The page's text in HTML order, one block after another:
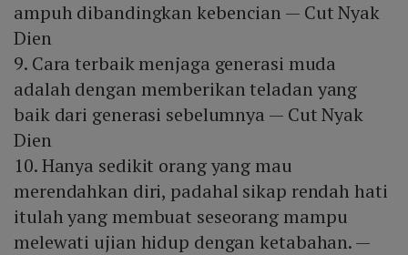
ampuh dibandingkan kebencian — Cut Nyak
Dien
9. Cara terbaik menjaga generasi muda
adalah dengan memberikan teladan yang
baik dari generasi sebelumnya — Cut Nyak
Dien
10. Hanya sedikit orang yang mau
merendahkan diri, padahal sikap rendah hati
itulah yang membuat seseorang mampu
melewati ujian hidup dengan ketabahan. —